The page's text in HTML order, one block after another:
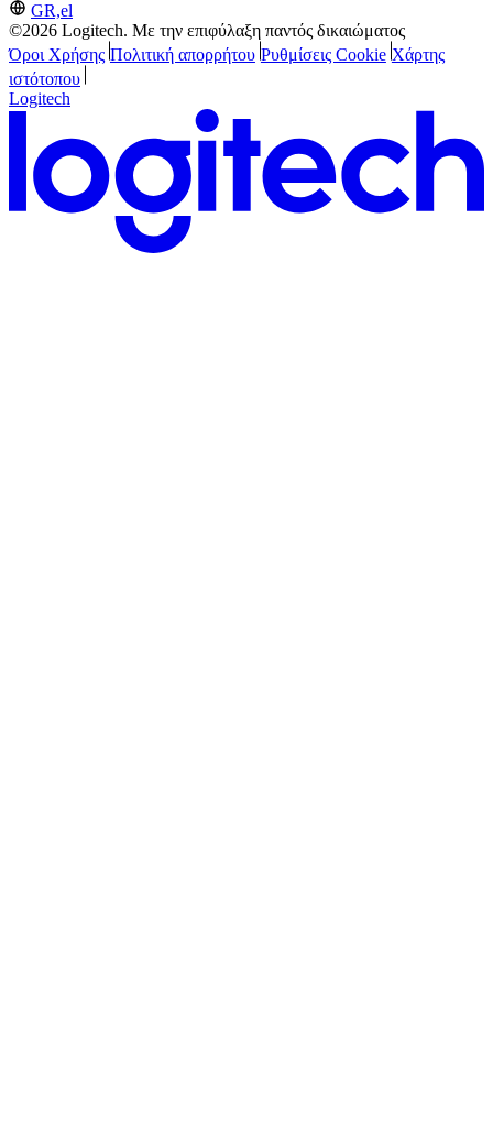
GR,el
©2026 Logitech. Με την επιφύλαξη παντός δικαιώματος
Όροι Χρήσης Πολιτική απορρήτου Ρυθμίσεις Cookie Χάρτης
ιστότοπου
Logitech